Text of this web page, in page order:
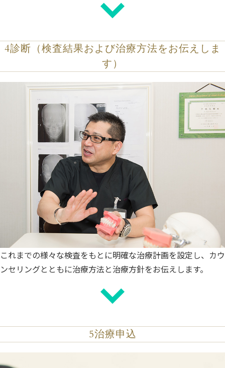
4診断（検査結果および治療方法をお伝えしま
す）
これまでの様々な検査をもとに明確な治療計画を設定し、カウ
ンセリングとともに治療方法と治療方針をお伝えします。
5治療申込